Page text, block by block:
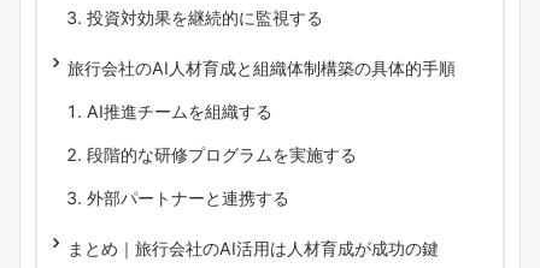
投資対効果を継続的に監視する
旅行会社のAI人材育成と組織体制構築の具体的手順
AI推進チームを組織する
段階的な研修プログラムを実施する
外部パートナーと連携する
まとめ｜旅行会社のAI活用は人材育成が成功の鍵